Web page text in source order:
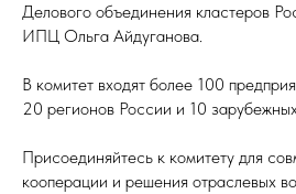
Делового объединения кластеров
ИПЦ Ольга Айдуганова.
В комитет входят более 100
20 регионов России и 10
Присоединяйтесь к комитету для
кооперации и решения отраслевых